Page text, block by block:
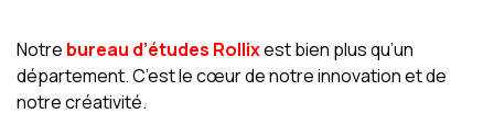
Notre bureau d’études Rollixest bien plus qu’un
département. C’est le cœur de notre innovation et de
notre créativité.